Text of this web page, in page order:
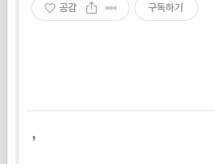
공감 구독하기
,